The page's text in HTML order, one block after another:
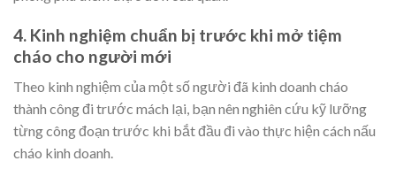
4. Kinh nghiệm chuẩn bị trước khi mở tiệm
cháo cho người mới
Theo kinh nghiệm của một số người đã kinh doanh cháo
thành công đi trước mách lại, bạn nên nghiên cứu kỹ lưỡng
từng công đoạn trước khi bắt đầu đi vào thực hiện cách nấu
cháo kinh doanh.